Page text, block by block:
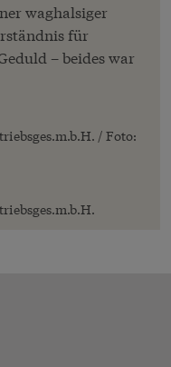
waghalsiger
für
– beides war
/ Foto: